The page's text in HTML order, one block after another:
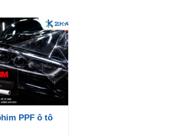
PPF ô tô